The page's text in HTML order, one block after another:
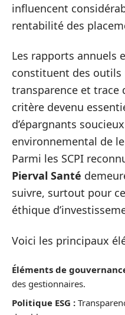
influencent
rentabilité des
Les rapports annuels
constituent des
transparence et trace
critère devenu
d’épargnants
environnemental de
Parmi les SCPI
Pierval Santé
suivre, surtout pour
éthique
Voici les principaux
Éléments de
des gestionnaires.
Politique ESG :